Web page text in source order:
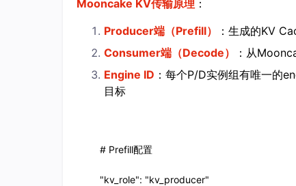
Mooncake KV传输原理 ：
Producer端（Prefill）
：生成的KV
Consumer端（Decode）
：从
Engine ID ：每个P/D实例组有唯一的
目标
# Prefill配置
"kv_role": "kv_producer"